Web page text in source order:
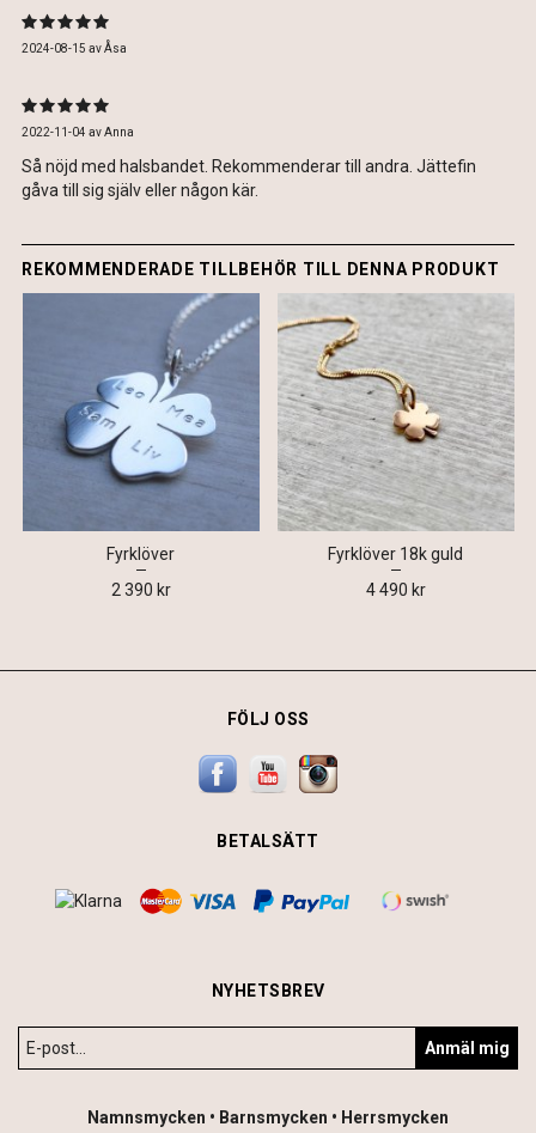
2024-08-15 avÅsa
2022-11-04 avAnna
Så nöjd med halsbandet. Rekommenderar till andra. Jättefin
gåva till sig själv eller någon kär.
REKOMMENDERADE TILLBEHÖR TILL DENNA PRODUKT
Fyrklöver
2 390 kr
Fyrklöver 18k guld
4 490 kr
BETALSÄTT
FÖLJ OSS
NYHETSBREV
Anmäl mig
Namnsmycken • Barnsmycken • Herrsmycken